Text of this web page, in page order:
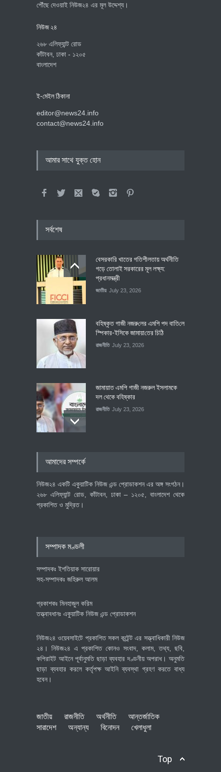
পৌঁছে দেওয়াই নিউজ২৪ এর মূল উদ্দেশ্য।
নিউজ ২৪
২৬৮ এলিফ্যান্ট রোড
কাঁটাবন, ঢাকা - ১২০৫
বাংলাদেশ
ই-মেইল ঠিকানা
editor@news24.info
contact@news24.info
আমার সাথে যুক্ত হোন
সর্বশেষ
বেসরকারি খাতের গতিশীলতায় অর্থনীতি
গড়ে তোলাই সরকারের মূল লক্ষ্য:
প্রধানমন্ত্রী
জাতীয় July 23, 2026
বহিষ্কৃত গাজী নজরু‌লের এম‌পি পদ বা‌তি‌লে
স্পিকার-ইসিকে জামায়া‌তের চি‌ঠি
রাজনীতি July 23, 2026
জামায়াত এমপি গাজী নজরুল ইসলামকে
দল থেকে বহিষ্কার
রাজনীতি July 23, 2026
আমাদের সম্পর্কে
নিউজ২৪ একটি একুয়াটিক নিউজ এন্ড প্রোডাকশন এর অঙ্গ সংগঠন।
২৬৮ এলিফ্যান্ট রোড, কাঁটাবন, ঢাকা – ১২০৫, বাংলাদেশ থেকে
প্রকাশিত ও মুদ্রিত।
সম্পাদক মণ্ডলী
সম্পাদকঃ ইশতিয়াক সারোয়ার
সহ-সম্পাদকঃ জহিরুল আলম
প্রকাশকঃ মিনহাজুল করিম
তত্ত্বাবধানঃ একুয়াটিক নিউজ এন্ড প্রোডাকশন
নিউজ২৪ ওয়েবসাইটে প্রকাশিত সকল কন্টেন্ট এর সত্ত্বাধিকারী নিউজ
২৪। নিউজ২৪ এ প্রকাশিত কোনও সংবাদ, কলাম, তথ্য, ছবি,
কপিরাইট আইনে পূর্বানুমতি ছাড়া ব্যবহার দণ্ডনীয় অপরাধ। অনুমতি
ছাড়া ব্যবহার করলে কর্তৃপক্ষ আইনি ব্যবস্থা গ্রহণ করতে বাধ্য
হবেন।
জাতীয় রাজনীতি অর্থনীতি
আন্তর্জাতিক
সারাদেশ
অন্যান্য বিনোদন খেলাধুলা
Top